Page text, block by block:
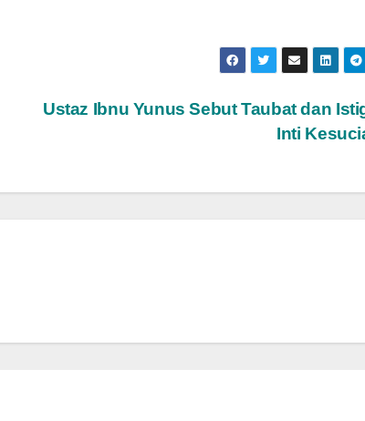
Ustaz Ibnu Yunus Sebut Taubat dan
Inti